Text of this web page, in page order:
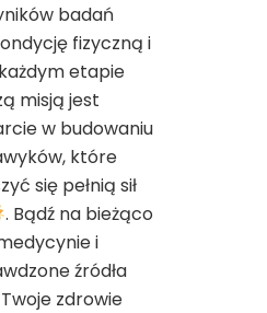
badań
fizyczną i
etapie
misją jest
w budowaniu
które
się pełnią sił
. Bądź na bieżąco
i
źródła
zdrowie